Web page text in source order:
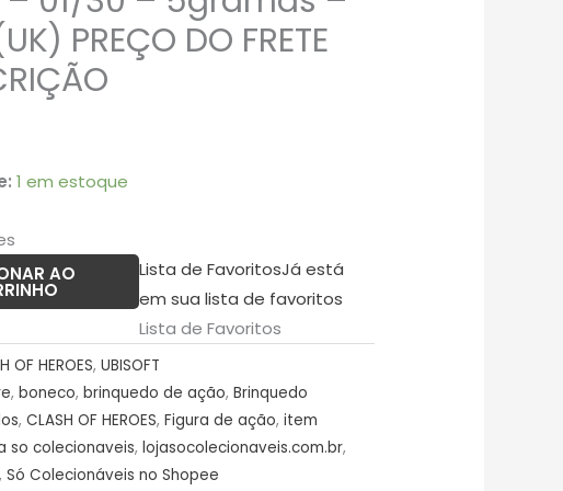
PREÇO DO FRETE
1 em estoque
AO Lista de FavoritosJá está
em sua lista de favoritos
Lista de Favoritos
OF HEROES, UBISOFT
, boneco, brinquedo de ação, Brinquedo
, CLASH OF HEROES, Figura de ação, item
so colecionaveis, lojasocolecionaveis.com.br,
, Só Colecionáveis no Shopee